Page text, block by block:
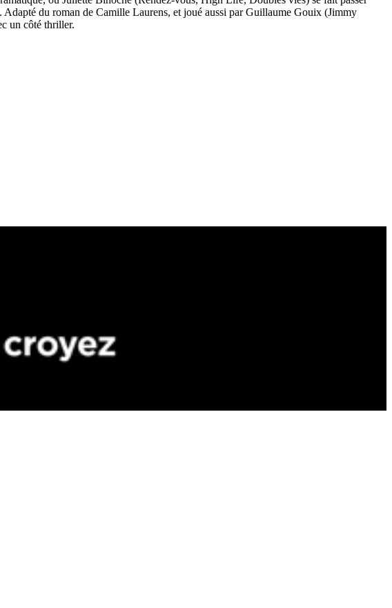
du roman de Camille Laurens, et joué aussi par Guillaume Gouix (Jimmy
un côté thriller.